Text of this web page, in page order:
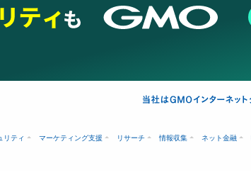
リティ マーケティング支援 リサーチ 情報収集 ネット金融